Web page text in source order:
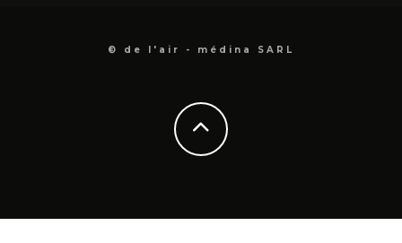
© de l'air - médina SARL